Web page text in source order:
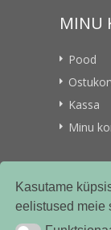
Kasutame
eelistused meie
MINU
Pood
Kassa
Minu